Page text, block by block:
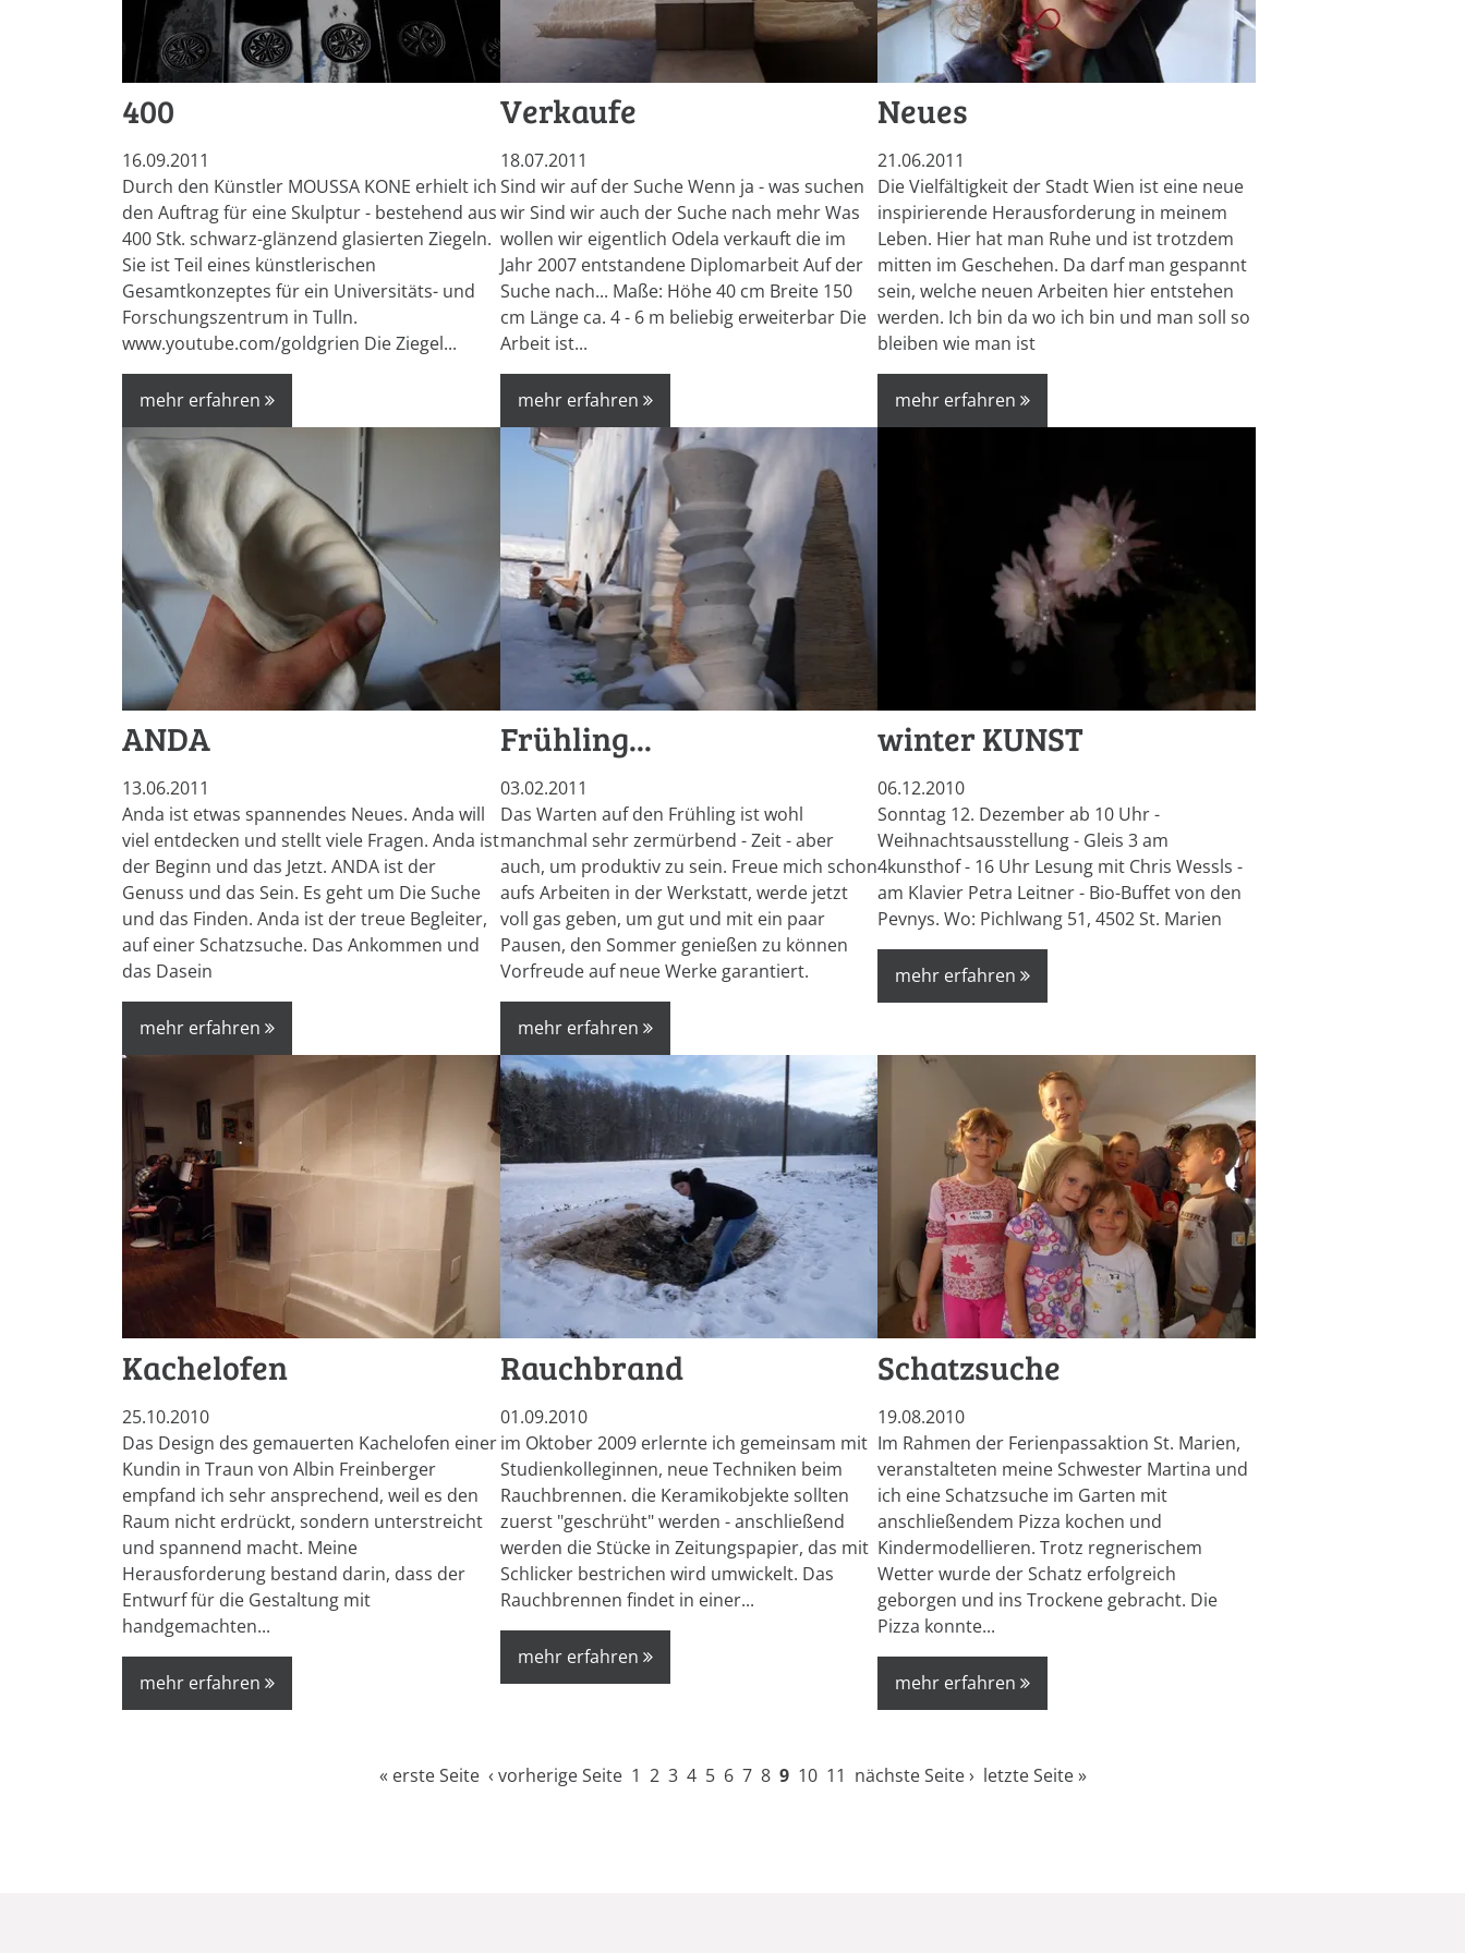
400
16.09.2011
Durch den Künstler MOUSSA KONE erhielt ich
den Auftrag für eine Skulptur - bestehend aus
400 Stk. schwarz-glänzend glasierten Ziegeln.
Sie ist Teil eines künstlerischen
Gesamtkonzeptes für ein Universitäts- und
Forschungszentrum in Tulln.
www.youtube.com/goldgrien Die Ziegel...
mehr erfahren
Verkaufe
18.07.2011
Sind wir auf der Suche Wenn ja - was suchen
wir Sind wir auch der Suche nach mehr Was
wollen wir eigentlich Odela verkauft die im
Jahr 2007 entstandene Diplomarbeit Auf der
Suche nach... Maße: Höhe 40 cm Breite 150
cm Länge ca. 4 - 6 m beliebig erweiterbar Die
Arbeit ist...
mehr erfahren
Neues
21.06.2011
Die Vielfältigkeit der Stadt Wien ist eine neue
inspirierende Herausforderung in meinem
Leben. Hier hat man Ruhe und ist trotzdem
mitten im Geschehen. Da darf man gespannt
sein, welche neuen Arbeiten hier entstehen
werden. Ich bin da wo ich bin und man soll so
bleiben wie man ist
mehr erfahren
ANDA
13.06.2011
Anda ist etwas spannendes Neues. Anda will
viel entdecken und stellt viele Fragen. Anda ist
der Beginn und das Jetzt. ANDA ist der
Genuss und das Sein. Es geht um Die Suche
und das Finden. Anda ist der treue Begleiter,
auf einer Schatzsuche. Das Ankommen und
das Dasein
mehr erfahren
Frühling...
03.02.2011
Das Warten auf den Frühling ist wohl
manchmal sehr zermürbend - Zeit - aber
auch, um produktiv zu sein. Freue mich schon
aufs Arbeiten in der Werkstatt, werde jetzt
voll gas geben, um gut und mit ein paar
Pausen, den Sommer genießen zu können
Vorfreude auf neue Werke garantiert.
mehr erfahren
winter KUNST
06.12.2010
Sonntag 12. Dezember ab 10 Uhr -
Weihnachtsausstellung - Gleis 3 am
4kunsthof - 16 Uhr Lesung mit Chris Wessls -
am Klavier Petra Leitner - Bio-Buffet von den
Pevnys. Wo: Pichlwang 51, 4502 St. Marien
mehr erfahren
Kachelofen
25.10.2010
Das Design des gemauerten Kachelofen einer
Kundin in Traun von Albin Freinberger
empfand ich sehr ansprechend, weil es den
Raum nicht erdrückt, sondern unterstreicht
und spannend macht. Meine
Herausforderung bestand darin, dass der
Entwurf für die Gestaltung mit
handgemachten...
mehr erfahren
Rauchbrand
01.09.2010
im Oktober 2009 erlernte ich gemeinsam mit
Studienkolleginnen, neue Techniken beim
Rauchbrennen. die Keramikobjekte sollten
zuerst "geschrüht" werden - anschließend
werden die Stücke in Zeitungspapier, das mit
Schlicker bestrichen wird umwickelt. Das
Rauchbrennen findet in einer...
mehr erfahren
Schatzsuche
19.08.2010
Im Rahmen der Ferienpassaktion St. Marien,
veranstalteten meine Schwester Martina und
ich eine Schatzsuche im Garten mit
anschließendem Pizza kochen und
Kindermodellieren. Trotz regnerischem
Wetter wurde der Schatz erfolgreich
geborgen und ins Trockene gebracht. Die
Pizza konnte...
mehr erfahren
« erste Seite ‹ vorherige Seite 1 2 3 4 5 6 7 8 9 10 11 nächste Seite › letzte Seite »